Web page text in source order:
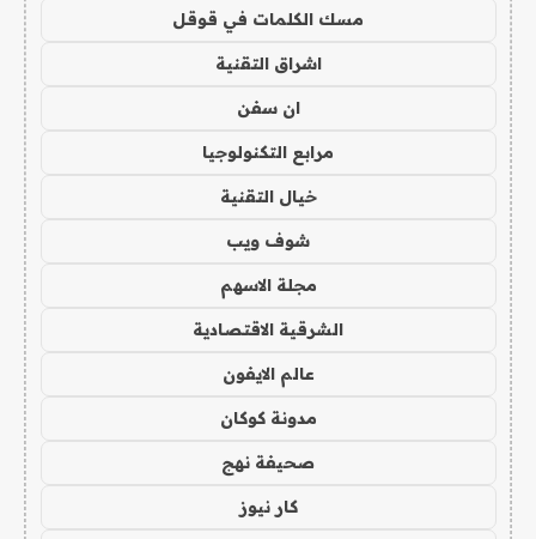
مسك الكلمات في قوقل
اشراق التقنية
ان سفن
مرابع التكنولوجيا
خيال التقنية
شوف ويب
مجلة الاسهم
الشرقية الاقتصادية
عالم الايفون
مدونة كوكان
صحيفة نهج
كار نيوز